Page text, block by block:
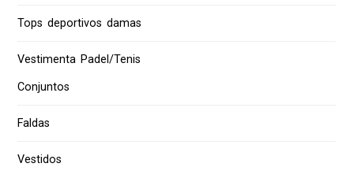
Tops deportivos damas
Vestimenta Padel/Tenis
Conjuntos
Faldas
Vestidos